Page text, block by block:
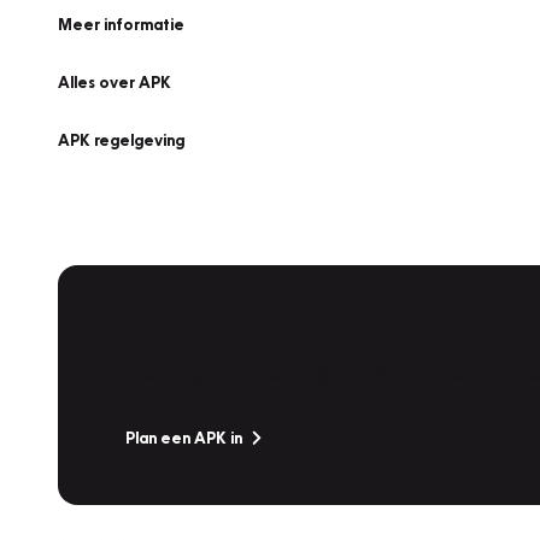
Meer informatie
Alles over APK
APK regelgeving
Plan een APK in